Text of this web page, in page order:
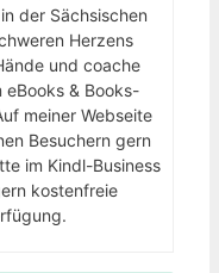
der Sächsischen
Herzens
und coache
eBooks & Books-
meiner Webseite
Besuchern gern
im Kindl-Business
kostenfreie